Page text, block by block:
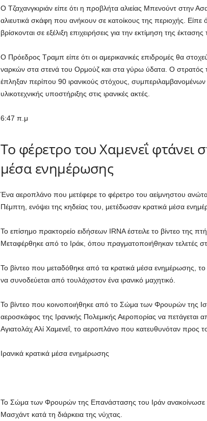
Ο Τζαχανγκιριάν είπε ότι η προβλήτα αλιείας Μπενούντ στην
αλιευτικά σκάφη που ανήκουν σε κατοίκους της περιοχής. Είπε
βρίσκονται σε εξέλιξη επιχειρήσεις για την εκτίμηση της
Ο Πρόεδρος Τραμπ είπε ότι οι αμερικανικές επιδρομές θα
ναρκών στα στενά του Ορμούζ και στα γύρω ύδατα. Ο
έπληξαν περίπου 90 ιρανικούς στόχους,
υλικοτεχνικής υποστήριξης στις ιρανικές ακτές.
6:47 π.μ
Το φέρετρο του Χαμενεΐ
μέσα ενημέρωσης
Ένα αεροπλάνο που μετέφερε το φέρετρο του αείμνηστου
Πέμπτη, ενόψει της κηδείας του, μετέδωσαν κρατικά μέσα
Το επίσημο πρακτορείο ειδήσεων IRNA έστειλε το βίντεο της
Μεταφέρθηκε από το Ιράκ, όπου πραγματοποιήθηκαν τελετές
Το βίντεο που μεταδόθηκε από τα κρατικά μέσα ενημέρωσης,
να συνοδεύεται από τουλάχιστον ένα ιρανικό μαχητικό.
Το βίντεο που κοινοποιήθηκε από το Σώμα των Φρουρών της
αεροσκάφος της Ιρανικής Πολεμικής Αεροπορίας να
Αγιατολάχ Αλί Χαμενεΐ, το αεροπλάνο που κατευθυνόταν προς
Ιρανικά κρατικά μέσα ενημέρωσης
Το Σώμα των Φρουρών της Επανάστασης του Ιράν ανακοίνωσε
Μασχάντ κατά τη διάρκεια της νύχτας.